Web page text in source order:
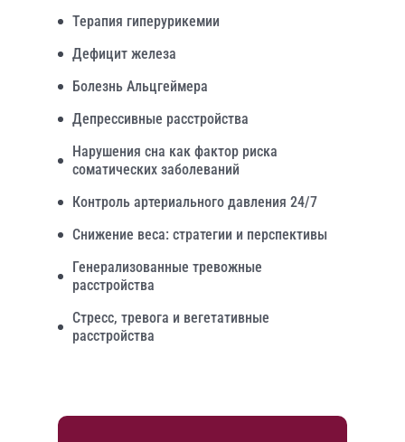
Терапия гиперурикемии
Дефицит железа
Болезнь Альцгеймера
Депрессивные расстройства
Нарушения сна как фактор риска
соматических заболеваний
Контроль артериального давления 24/7
Снижение веса: стратегии и перспективы
Генерализованные тревожные
расстройства
Стресс, тревога и вегетативные
расстройства